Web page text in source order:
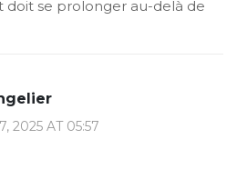
doit se prolonger au-delà de
2025 AT 05:57